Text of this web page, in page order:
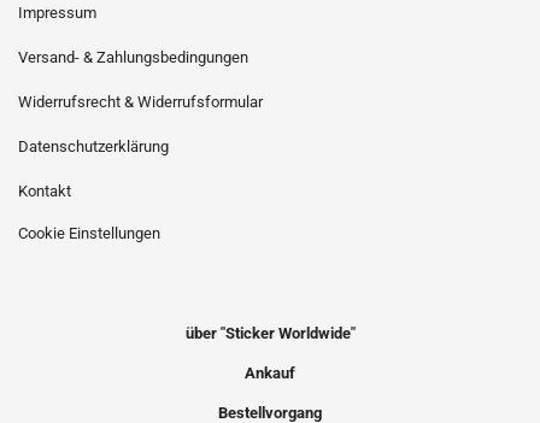
Impressum
Versand- & Zahlungsbedingungen
Widerrufsrecht & Widerrufsformular
Datenschutzerklärung
Kontakt
Cookie Einstellungen
über "Sticker Worldwide"
Ankauf
Bestellvorgang